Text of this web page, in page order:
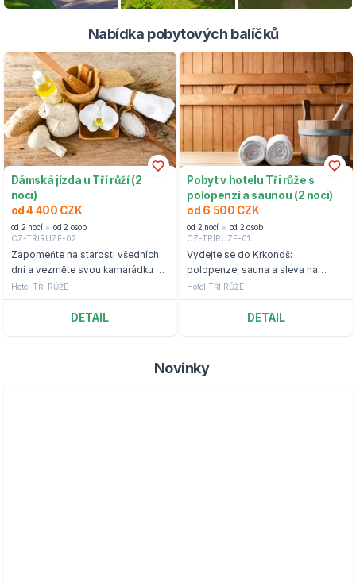
Nabídka pobytových balíčků
Dámská jízda u Tří růží (2
noci)
od 4 400 CZK
od 2 nocí
od 2 osob
CZ-TRIRUZE-02
Zapomeňte na starosti všedních
dní a vezměte svou kamarádku na
báječný pobyt na horách ve
Špindlerově Mlýně.
Hotel TŘI RŮŽE
DETAIL
Pobyt v hotelu Tři růže s
polopenzí a saunou (2 noci)
od 6 500 CZK
od 2 nocí
od 2 osob
CZ-TRIRUZE-01
Vydejte se do Krkonoš:
polopenze, sauna a sleva na
aktivity Yellow point
Hotel TŘI RŮŽE
DETAIL
Novinky